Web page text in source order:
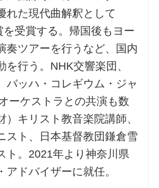
れた現代曲解釈として
受賞する。帰国後もヨー
奏ツアーを行うなど、国内
行う。NHK交響楽団、
バッハ・コレギウム・ジャ
ーケストラとの共演も数
）キリスト教音楽院講師、
スト、日本基督教団鎌倉雪
ト。2021年より神奈川県
アドバイザーに就任。